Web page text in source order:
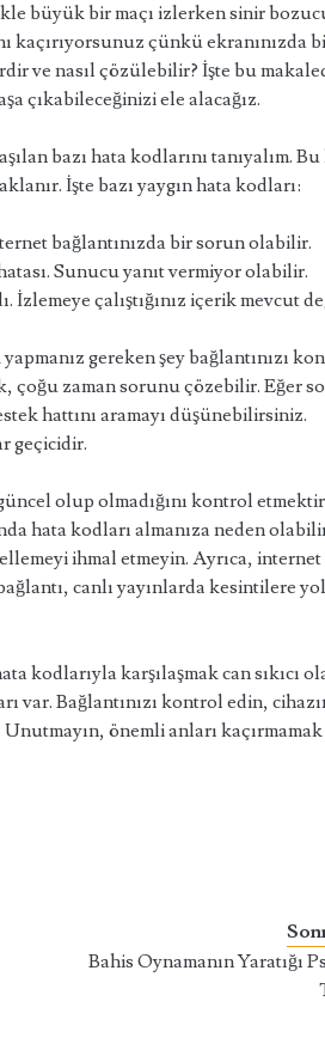
büyük bir maçı izlerken sinir
kaçırıyorsunuz çünkü ekranınızda
ve nasıl çözülebilir? İşte bu
çıkabileceğinizi ele alacağız.
bazı hata kodlarını tanıyalım.
İşte bazı yaygın hata kodları:
bağlantınızda bir sorun olabilir.
Sunucu yanıt vermiyor olabilir.
İzlemeye çalıştığınız içerik mevcut
gereken şey bağlantınızı
çoğu zaman sorunu çözebilir. Eğer
hattını aramayı düşünebilirsiniz.
geçicidir.
olup olmadığını kontrol
hata kodları almanıza neden
ihmal etmeyin. Ayrıca, internet
canlı yayınlarda kesintilere yol
kodlarıyla karşılaşmak can sıkıcı
var. Bağlantınızı kontrol edin,
önemli anları
Bahis Oynamanın Yaratığı